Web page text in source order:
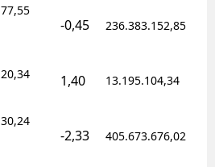
77,55
-0,45 236.383.152,85
20,34 1,40 13.195.104,34
30,24
-2,33 405.673.676,02